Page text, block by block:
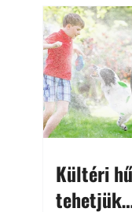
beszállást
hanem az
benne
káros
egyszerű
azonban
Kültéri
tehetjük